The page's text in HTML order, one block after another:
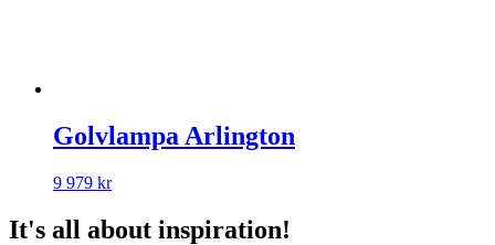
Golvlampa Arlington
9 979 kr
It's all about inspiration!